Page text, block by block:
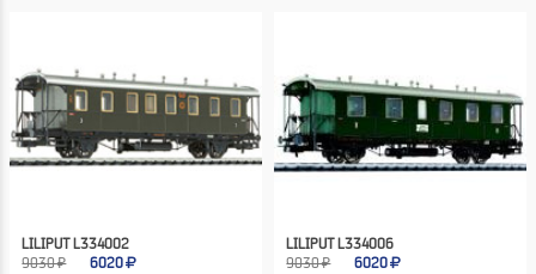
LILIPUT L334002
9030 ₽
6020
LILIPUT L334006
9030 ₽
6020